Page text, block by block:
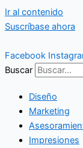
Ir al contenido
Suscríbase ahora
Facebook
Buscar
Diseño
Marketing
Impresiones